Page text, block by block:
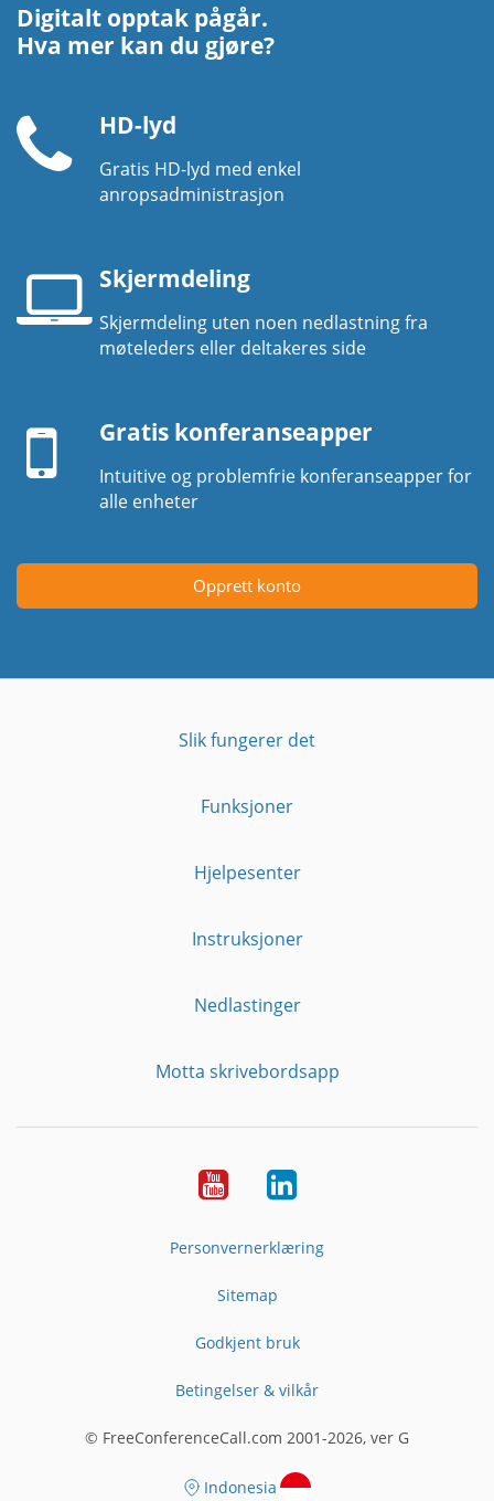
Digitalt opptak pågår.
Hva mer kan du gjøre?
Telefonrør
HD-lyd
Gratis HD-lyd med enkel
anropsadministrasjon
Laptop-
Skjermdeling
Skjermdeling uten noen nedlastning fra
møteleders eller deltakeres side
enhetGratis konferanseapper
Intuitive og problemfrie konferanseapper for
alle enheter
Opprett konto
Slik fungerer det
Funksjoner
Hjelpesenter
Instruksjoner
Nedlastinger
Motta skrivebordsapp
YouTubeLinkedin
Personvernerklæring
Sitemap
Godkjent bruk
Betingelser & vilkår
© FreeConferenceCall.com 2001-2026, ver G
Indonesia